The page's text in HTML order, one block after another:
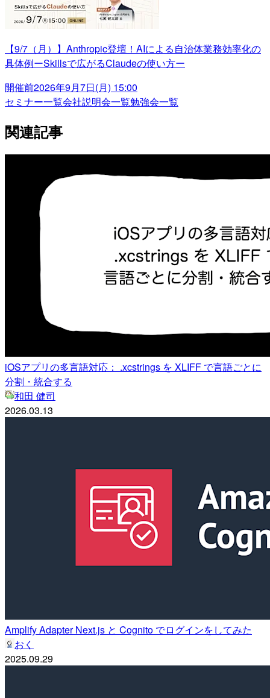
【9/7（月）】Anthropic登壇！AIによる自治体業務効率化の
具体例ーSkillsで広がるClaudeの使い方ー
開催前2026年9月7日(月) 15:00
セミナー一覧会社説明会一覧勉強会一覧
関連記事
iOSアプリの多言語対応： .xcstrings を XLIFF で言語ごとに
分割・統合する
和田 健司
2026.03.13
Amplify Adapter Next.js と Cognito でログインをしてみた
おく
2025.09.29